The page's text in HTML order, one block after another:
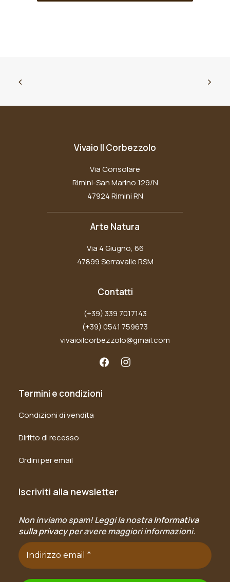
Vivaio Il Corbezzolo
Via Consolare
Rimini-San Marino 129/N
47924 Rimini RN
Arte Natura
Via 4 Giugno, 66
47899 Serravalle RSM
Contatti
(+39) 339 7017143
(+39) 0541 759673
vivaioilcorbezzolo@gmail.com
Termini e condizioni
Condizioni di vendita
Diritto di recesso
Ordini per email
Iscriviti alla newsletter
Non inviamo spam! Leggi la nostraInformativa
sulla privacyper avere maggiori informazioni.